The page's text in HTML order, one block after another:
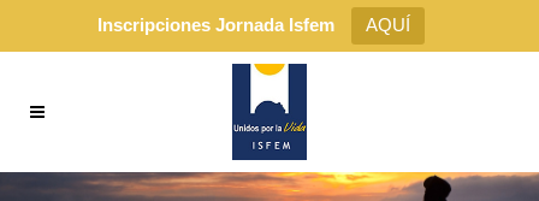
Inscripciones Jornada Isfem AQUÍ